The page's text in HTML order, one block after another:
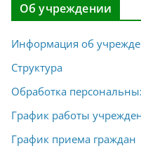
Об учреждении
Информация об
Структура
Обработка
График работы
График приема граждан